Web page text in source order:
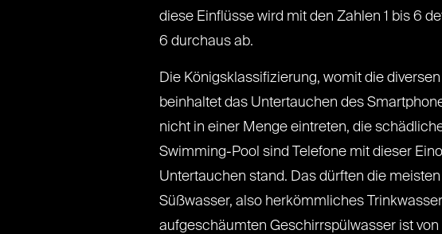
diese Einflüsse wird mit den Zahlen 1 bis 6
6 durchaus ab.
Die Königsklassifizierung, womit die
beinhaltet das Untertauchen des
nicht in einer Menge eintreten, die
Swimming-Pool sind Telefone mit dieser
Untertauchen stand. Das dürften die
Süßwasser, also herkömmliches
aufgeschäumten Geschirrspülwasser ist